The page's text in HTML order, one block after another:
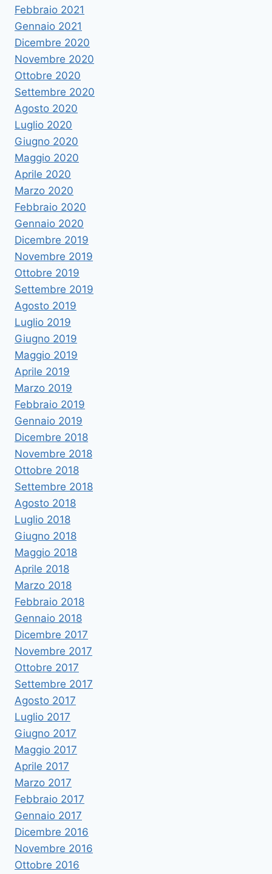
Febbraio 2021
Gennaio 2021
Dicembre 2020
Novembre 2020
Ottobre 2020
Settembre 2020
Agosto 2020
Luglio 2020
Giugno 2020
Maggio 2020
Aprile 2020
Marzo 2020
Febbraio 2020
Gennaio 2020
Dicembre 2019
Novembre 2019
Ottobre 2019
Settembre 2019
Agosto 2019
Luglio 2019
Giugno 2019
Maggio 2019
Aprile 2019
Marzo 2019
Febbraio 2019
Gennaio 2019
Dicembre 2018
Novembre 2018
Ottobre 2018
Settembre 2018
Agosto 2018
Luglio 2018
Giugno 2018
Maggio 2018
Aprile 2018
Marzo 2018
Febbraio 2018
Gennaio 2018
Dicembre 2017
Novembre 2017
Ottobre 2017
Settembre 2017
Agosto 2017
Luglio 2017
Giugno 2017
Maggio 2017
Aprile 2017
Marzo 2017
Febbraio 2017
Gennaio 2017
Dicembre 2016
Novembre 2016
Ottobre 2016